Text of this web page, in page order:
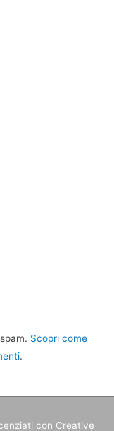
Scopri come
.
con Creative